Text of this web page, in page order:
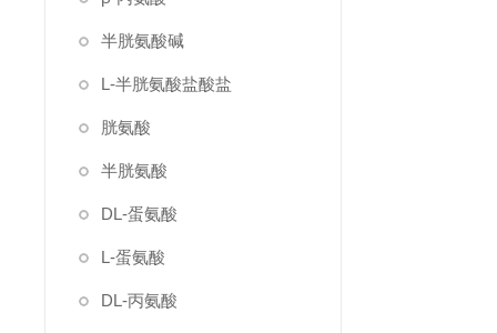
半胱氨酸碱
L-半胱氨酸盐酸盐
胱氨酸
半胱氨酸
DL-蛋氨酸
L-蛋氨酸
DL-丙氨酸